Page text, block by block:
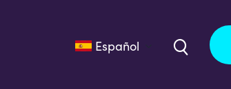
Español